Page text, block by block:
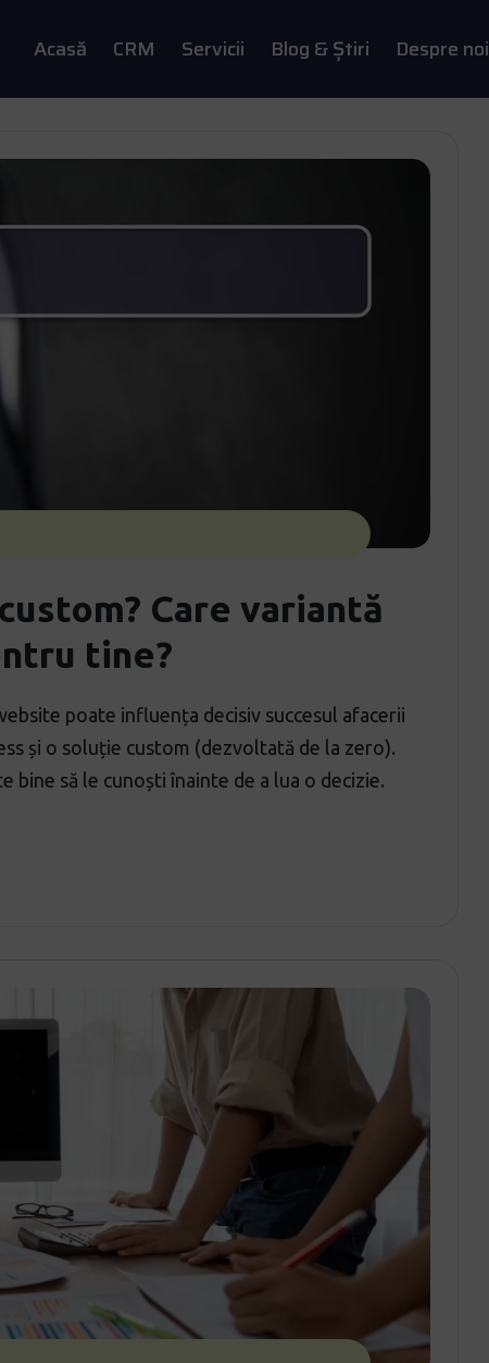
Acasă CRM Servicii Blog & Știri Despre noi
Care variantă
tine?
poate influența decisiv succesul afacerii
și o soluție custom (dezvoltată de la zero).
bine să le cunoști înainte de a lua o decizie.